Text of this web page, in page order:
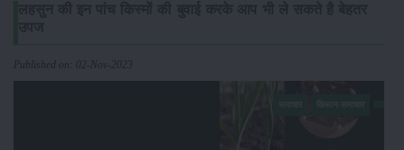
Published on: 02-Nov-2023